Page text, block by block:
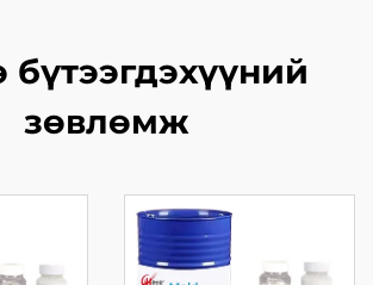
зөвлөмж